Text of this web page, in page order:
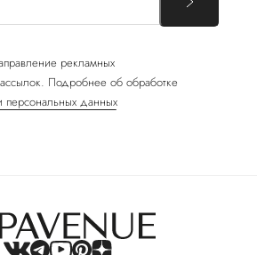
рекламных
Подробнее об обработке
персональных данных